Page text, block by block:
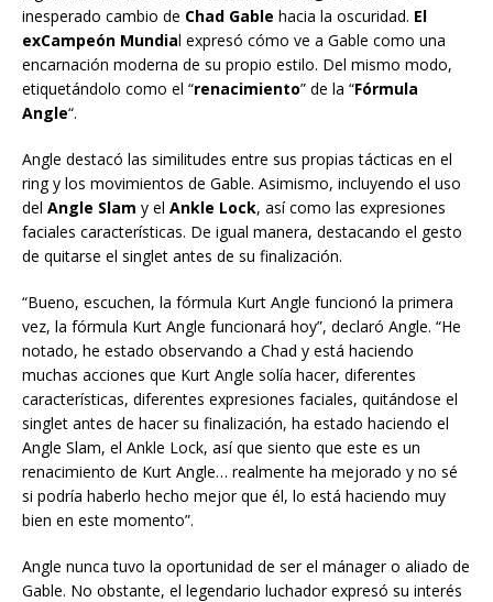
inesperado cambio de Chad Gable hacia la oscuridad. El
exCampeón Mundial expresó cómo ve a Gable como una
encarnación moderna de su propio estilo. Del mismo modo,
etiquetándolo como el “renacimiento” de la “Fórmula
Angle“.
Angle destacó las similitudes entre sus propias tácticas en el
ring y los movimientos de Gable. Asimismo, incluyendo el uso
del Angle Slam y el Ankle Lock, así como las expresiones
faciales características. De igual manera, destacando el gesto
de quitarse el singlet antes de su finalización.
“Bueno, escuchen, la fórmula Kurt Angle funcionó la primera
vez, la fórmula Kurt Angle funcionará hoy”, declaró Angle. “He
notado, he estado observando a Chad y está haciendo
muchas acciones que Kurt Angle solía hacer, diferentes
características, diferentes expresiones faciales, quitándose el
singlet antes de hacer su finalización, ha estado haciendo el
Angle Slam, el Ankle Lock, así que siento que este es un
renacimiento de Kurt Angle… realmente ha mejorado y no sé
si podría haberlo hecho mejor que él, lo está haciendo muy
bien en este momento”.
Angle nunca tuvo la oportunidad de ser el mánager o aliado de
Gable. No obstante, el legendario luchador expresó su interés